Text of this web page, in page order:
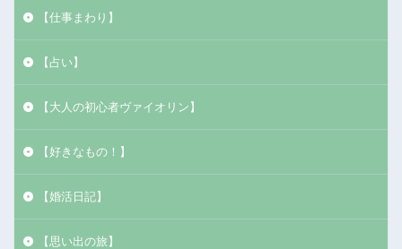
【仕事まわり】
【占い】
【大人の初心者ヴァイオリン】
【好きなもの！】
【婚活日記】
【思い出の旅】